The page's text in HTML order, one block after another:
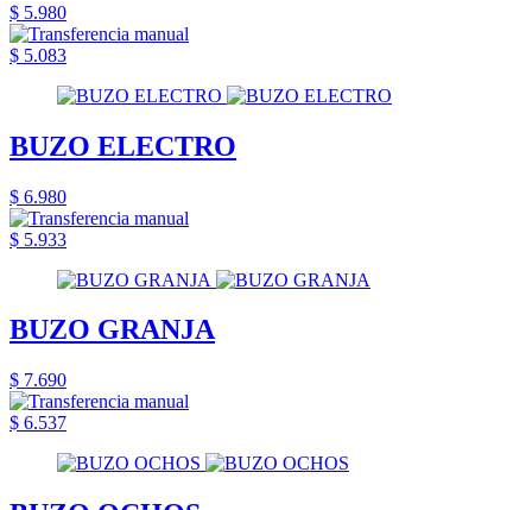
$ 5.980
$ 5.083
BUZO ELECTRO
$ 6.980
$ 5.933
BUZO GRANJA
$ 7.690
$ 6.537